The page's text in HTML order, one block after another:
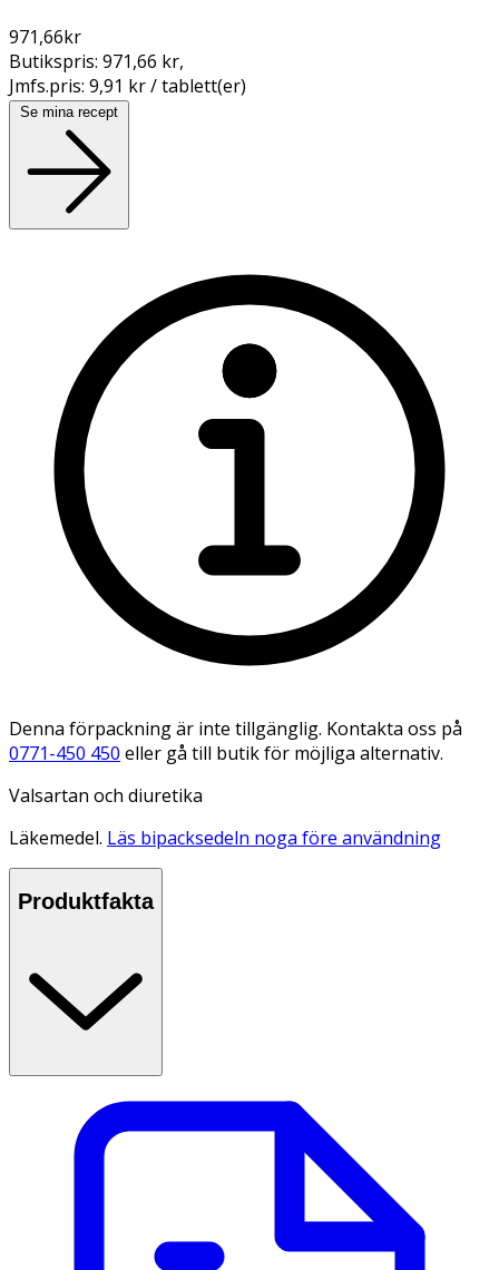
971,66kr
Butikspris: 971,66 kr,
Jmfs.pris: 9,91 kr / tablett(er)
Se mina recept
Denna förpackning är inte tillgänglig. Kontakta oss på
0771-450 450 eller gå till butik för möjliga alternativ.
Valsartan och diuretika
Läkemedel. Läs bipacksedeln noga före användning
Produktfakta